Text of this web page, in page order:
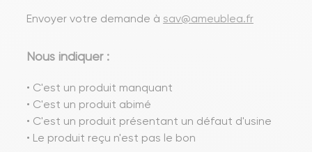
Envoyer votre demande à sav@ameublea.fr
Nous indiquer :
• C'est un produit manquant
• C'est un produit abimé
• C'est un produit présentant un défaut d'usine
• Le produit reçu n'est pas le bon